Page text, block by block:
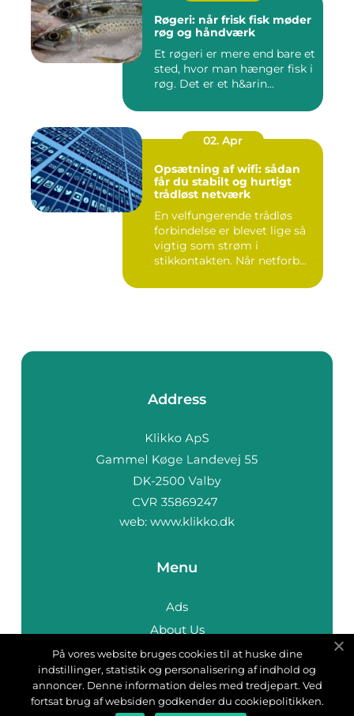
Røgeri: når frisk fisk møder
røg og håndværk
Et røgeri er mere end bare et
sted, hvor man hænger fisk i
røg. Det er et h&arin...
02. Apr
Opsætning af wifi: sådan
får du stabilt og hurtigt
trådløst netværk
En velfungerende trådløs
forbindelse er blevet lige så
vigtig som strøm i
stikkontakten. Når netforb...
Address
web: www.klikko.dk
Menu
Ads
About Us
Cookies
Contact
Sitemap
På vores website bruges cookies til at huske dine
indstillinger, statistik og personalisering af indhold og
annoncer. Denne information deles med tredjepart. Ved
fortsat brug af websiden godkender du cookiepolitikken.